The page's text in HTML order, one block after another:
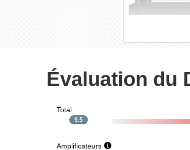
Évaluation du
Total
9.5
Amplificateurs